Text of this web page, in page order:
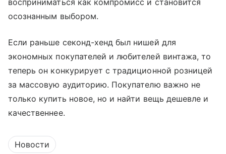
восприниматься как компромисс и становится
осознанным выбором.
Если раньше секонд-хенд был нишей для
экономных покупателей и любителей винтажа, то
теперь он конкурирует с традиционной розницей
за массовую аудиторию. Покупателю важно не
только купить новое, но и найти вещь дешевле и
качественнее.
Новости